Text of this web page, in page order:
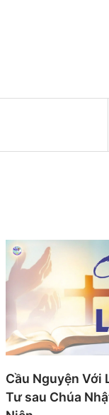
Cầu Nguyện Với
Tư sau Chúa